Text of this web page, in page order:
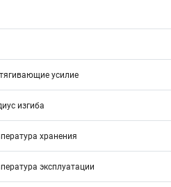
усилие
изгиба
хранения
эксплуатации